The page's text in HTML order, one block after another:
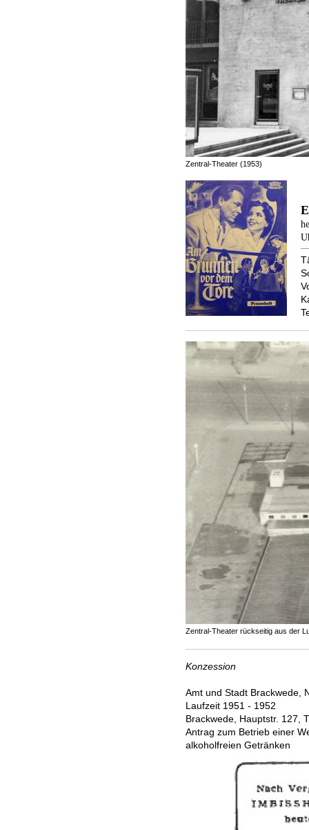
Zentral-Theater (1953)
Zentral-Theater rückseitig aus der
Konzession
Amt und Stadt Brackwede,
Laufzeit 1951 - 1952
Brackwede, Hauptstr. 127,
Antrag zum Betrieb einer
alkoholfreien Getränken